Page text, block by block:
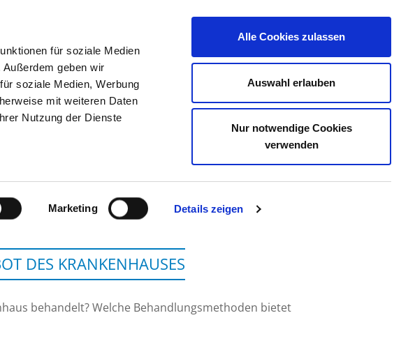
für soziale Medien
geben wir
soziale Medien, Werbung
mit weiteren Daten
Nutzung der Dienste
Marketing Details zeigen
Alle Cookies zulassen
Auswahl erlauben
Nur notwendige Cookies
verwenden
DAS DKV STELLENBÖRSE KONTAKT IHRE MEINUNG
DES KRANKENHAUSES
behandelt? Welche Behandlungsmethoden bietet